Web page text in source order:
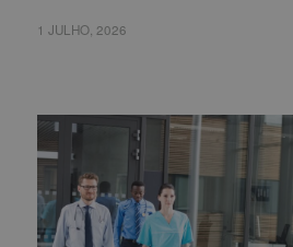
1 JULHO, 2026
1 JULHO, 2026